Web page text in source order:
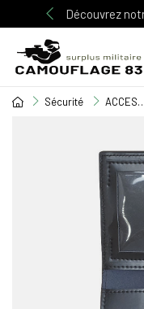
Découvrez
Sécurité